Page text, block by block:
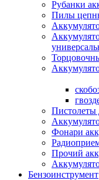
Рубанки
Пилы
Пистолеты
Фонари
Прочий
Бензоинструмент